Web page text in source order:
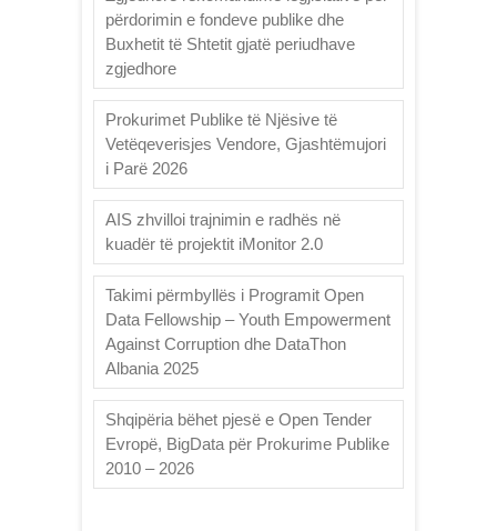
përdorimin e fondeve publike dhe
Buxhetit të Shtetit gjatë periudhave
zgjedhore
Prokurimet Publike të Njësive të
Vetëqeverisjes Vendore, Gjashtëmujori
i Parë 2026
AIS zhvilloi trajnimin e radhës në
kuadër të projektit iMonitor 2.0
Takimi përmbyllës i Programit Open
Data Fellowship – Youth Empowerment
Against Corruption dhe DataThon
Albania 2025
Shqipëria bëhet pjesë e Open Tender
Evropë, BigData për Prokurime Publike
2010 – 2026